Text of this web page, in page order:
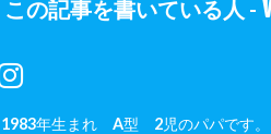
この記事を書いている人 -
1983年生まれ A型 2児のパパです。